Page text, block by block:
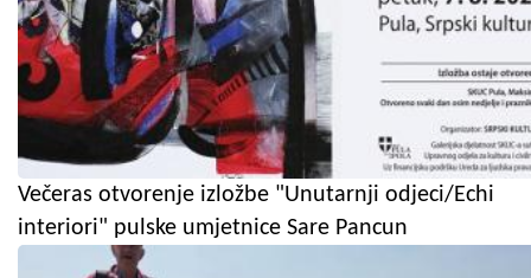
Večeras otvorenje izložbe "Unutarnji odjeci/Echi
interiori" pulske umjetnice Sare Pancun